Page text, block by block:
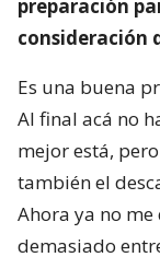
preparación
consideración
Es una buena
Al final acá no
mejor está,
también el
Ahora ya no
demasiado